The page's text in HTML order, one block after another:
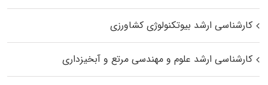
کارشناسی ارشد بیوتکنولوژی کشاورزی
کارشناسی ارشد علوم و مهندسی مرتع و آبخیزداری